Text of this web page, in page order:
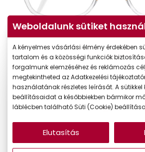
Virtuális próba
Weboldalunk sütiket
A kényelmes vásárlási élmény érdekében
tartalom és a közösségi funkciók
forgalmunk elemzéséhez és reklámozás
megtekintheted az Adatkezelési
használatának részletes leírását. A
beállításaidat a későbbiekben bármikor
láblécben található Süti (Cookie)
Elutasítás